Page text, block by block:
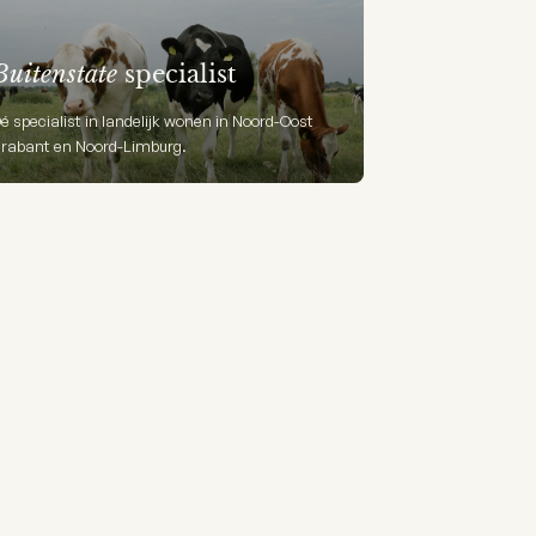
specialist
specialist in landelijk wonen in Noord-Oost
en Noord-Limburg.